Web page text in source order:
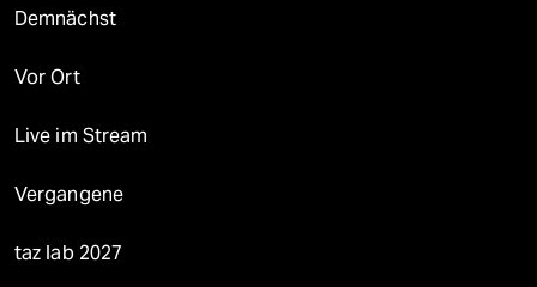
Demnächst
Vor Ort
Live im Stream
Vergangene
taz lab 2027